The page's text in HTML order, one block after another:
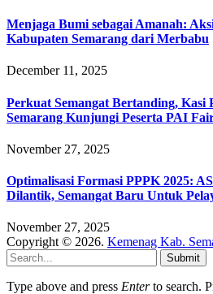
Menjaga Bumi sebagai Amanah:
Kabupaten Semarang dari Merbabu
December 11, 2025
Perkuat Semangat Bertanding, Kasi
Semarang Kunjungi Peserta PAI
November 27, 2025
Optimalisasi Formasi PPPK 2025:
Dilantik, Semangat Baru Untuk
November 27, 2025
Copyright © 2026. Kemenag Kab.
Submit
Type above and press Enterto search.